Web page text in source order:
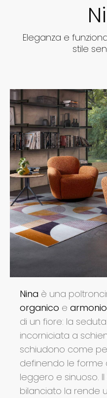
Eleganza e
stile
Nina è una
organico e
di un fiore: la
incorniciata a
schiudono come
definendo le forme
leggero e sinuoso.
bilanciato la rende